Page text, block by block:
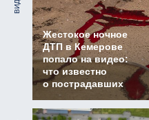
Жестокое ночное
ДТП в Кемерове
попало на видео:
что известно
о пострадавших